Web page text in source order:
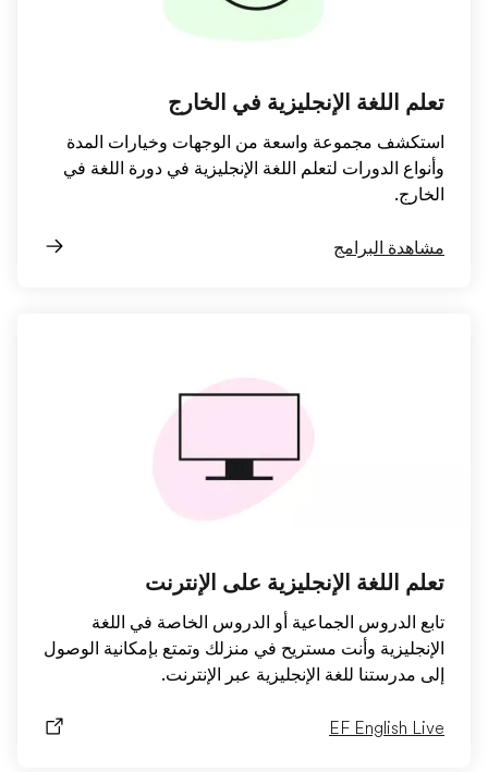
تعلم اللغة الإنجليزية في الخارج
استكشف مجموعة واسعة من الوجهات وخيارات المدة
وأنواع الدورات لتعلم اللغة الإنجليزية في دورة اللغة في
الخارج.
مشاهدة البرامج
تعلم اللغة الإنجليزية على الإنترنت
تابع الدروس الجماعية أو الدروس الخاصة في اللغة
الإنجليزية وأنت مستريح في منزلك وتمتع بإمكانية الوصول
إلى مدرستنا للغة الإنجليزية عبر الإنترنت.
EF English Live